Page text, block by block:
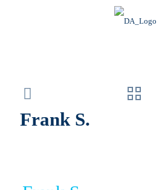
Frank S.